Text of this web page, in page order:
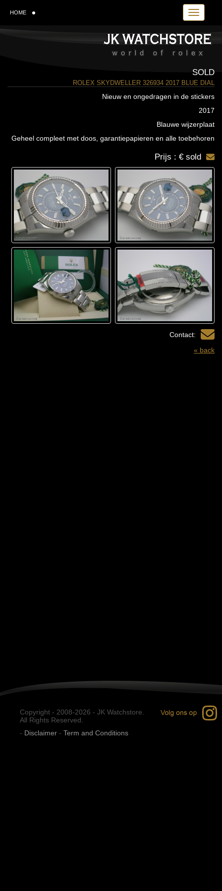
Toggle
HOME
SOLD
ROLEX SKYDWELLER 326934 2017 BLUE DIAL
Nieuw en ongedragen in de stickers
2017
Blauwe wijzerplaat
Geheel compleet met doos, garantiepapieren en alle toebehoren
Prijs : € sold
Contact:
« back
Copyright - 2008-2026 - JK Watchstore.
All Rights Reserved.
- Disclaimer - Term and Conditions